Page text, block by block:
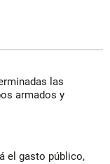
las
armados y
el gasto público,